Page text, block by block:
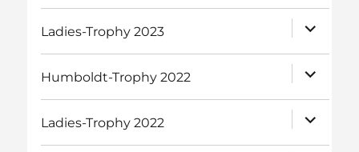
Ladies-Trophy 2023
öffnen
Humboldt-Trophy 2022
öffnen
Ladies-Trophy 2022
öffnen